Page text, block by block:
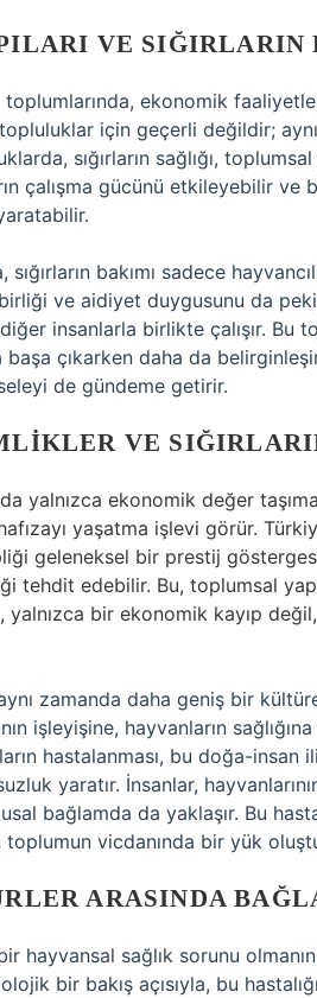
VE SIĞIRLARIN
toplumlarında, ekonomik
topluluklar için geçerli değildir;
sığırların sağlığı,
çalışma gücünü etkileyebilir
bakımı sadece
ve aidiyet duygusunu da
insanlarla birlikte çalışır. Bu
başa çıkarken daha da
de gündeme getirir.
VE
yalnızca ekonomik değer
yaşatma işlevi görür.
geleneksel bir prestij
tehdit edebilir. Bu, toplumsal
yalnızca bir ekonomik kayıp
zamanda daha geniş bir
işleyişine, hayvanların
hastalanması, bu doğa-
yaratır. İnsanlar,
bağlamda da yaklaşır. Bu
toplumun vicdanında bir yük
ARASINDA
hayvansal sağlık sorunu
bir bakış açısıyla, bu